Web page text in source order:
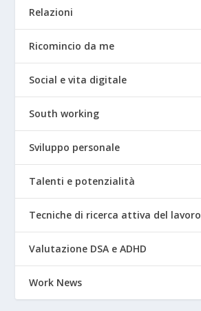
Relazioni
Ricomincio da me
Social e vita digitale
South working
Sviluppo personale
Talenti e potenzialità
Tecniche di ricerca attiva del lavoro
Valutazione DSA e ADHD
Work News